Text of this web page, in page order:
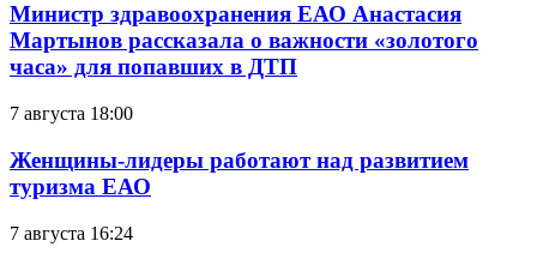
Министр здравоохранения ЕАО Анастасия
Мартынов рассказала о важности «золотого
часа» для попавших в ДТП
7 августа 18:00
Женщины-лидеры работают над развитием
туризма ЕАО
7 августа 16:24